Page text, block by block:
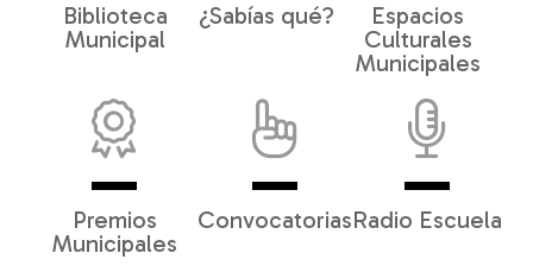
Biblioteca
Municipal
¿Sabías qué?
Espacios
Culturales
Municipales
Premios
Municipales
ConvocatoriasRadio Escuela